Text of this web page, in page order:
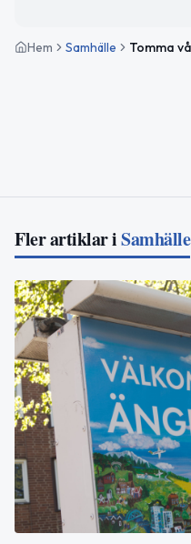
Hem Samhälle
Fler artiklar iSamhälle